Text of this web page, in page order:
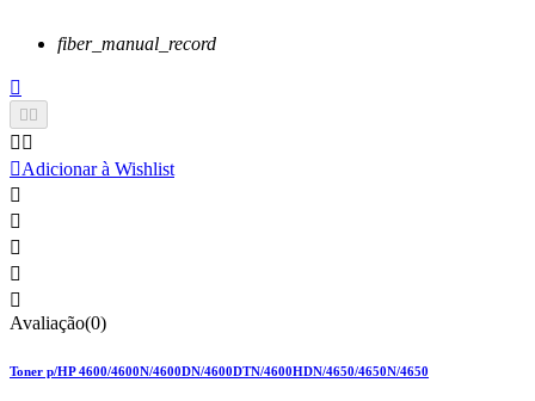
fiber_manual_record

 
 
Adicionar à Wishlist





Avaliação(0)
Toner p/HP 4600/4600N/4600DN/4600DTN/4600HDN/4650/4650N/4650